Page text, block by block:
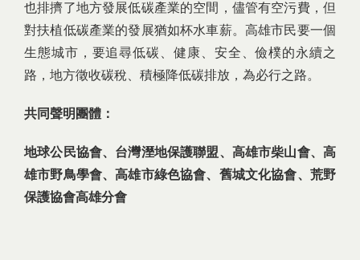
也排擠了地方發展低碳產業的空間，儘管有空污費，但
對扶植低碳產業的發展猶如杯水車薪。高雄市民要一個
生態城市，要追尋低碳、健康、安全、儉樸的永續之
路，地方徵收碳稅、積極降低碳排放，為必行之路。
共同聲明團體：
地球公民協會、台灣溼地保護聯盟、高雄市柴山會、高
雄市野鳥學會、高雄市綠色協會、舊城文化協會、荒野
保護協會高雄分會